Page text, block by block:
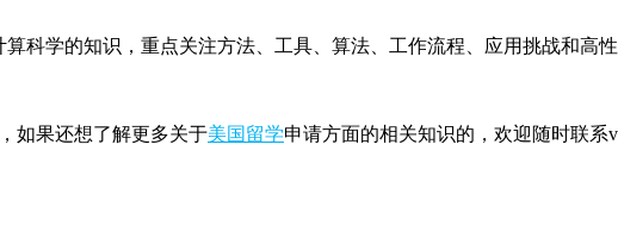
学的知识，重点关注方法、工具、算法、工作流程、应用挑战和高性
如果还想了解更多关于美国留学申请方面的相关知识的，欢迎随时联系